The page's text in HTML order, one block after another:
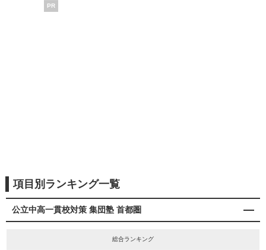
PR
項目別ランキング一覧
公立中高一貫校対策 集団塾 首都圏
総合ランキング